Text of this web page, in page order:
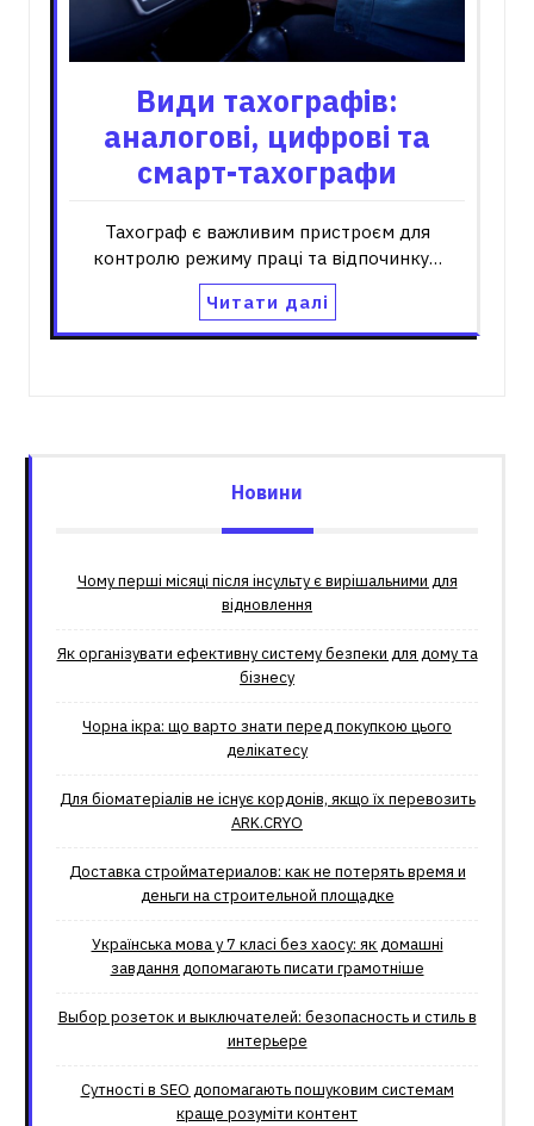
Види тахографів:
аналогові, цифрові та
смарт-тахографи
Тахограф є важливим пристроєм для
контролю режиму праці та відпочинку…
Читати далі
Новини
Чому перші місяці після інсульту є вирішальними для
відновлення
Як організувати ефективну систему безпеки для дому та
бізнесу
Чорна ікра: що варто знати перед покупкою цього
делікатесу
Для біоматеріалів не існує кордонів, якщо їх перевозить
ARK.CRYO
Доставка стройматериалов: как не потерять время и
деньги на строительной площадке
Українська мова у 7 класі без хаосу: як домашні
завдання допомагають писати грамотніше
Выбор розеток и выключателей: безопасность и стиль в
интерьере
Сутності в SEO допомагають пошуковим системам
краще розуміти контент